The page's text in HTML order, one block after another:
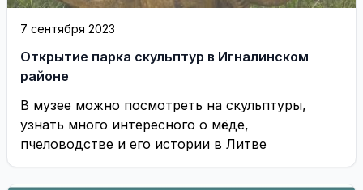
7 сентября 2023
Открытие парка скульптур в Игналинском
районе
В музее можно посмотреть на cкульптуры,
узнать много интересного о мёде,
пчеловодстве и его истории в Литве